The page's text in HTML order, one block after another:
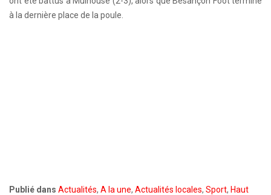
à la dernière place de la poule.
Publié dans Actualités, A la une, Actualités locales, Sport, Haut